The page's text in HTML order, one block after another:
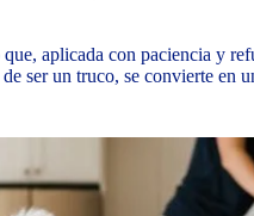
aplicada con paciencia y
ser un truco, se convierte en